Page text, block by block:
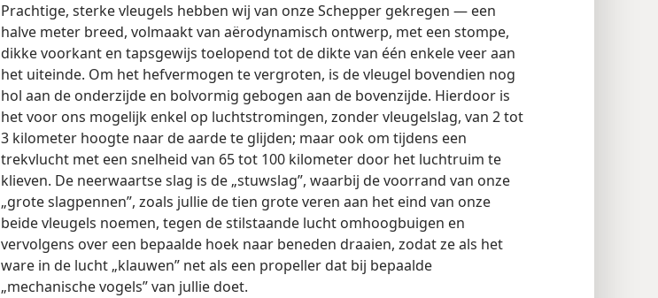
Prachtige, sterke vleugels hebben wij van onze Schepper gekregen — een
halve meter breed, volmaakt van aërodynamisch ontwerp, met een stompe,
dikke voorkant en tapsgewijs toelopend tot de dikte van één enkele veer aan
het uiteinde. Om het hefvermogen te vergroten, is de vleugel bovendien nog
hol aan de onderzijde en bolvormig gebogen aan de bovenzijde. Hierdoor is
het voor ons mogelijk enkel op luchtstromingen, zonder vleugelslag, van 2 tot
3 kilometer hoogte naar de aarde te glijden; maar ook om tijdens een
trekvlucht met een snelheid van 65 tot 100 kilometer door het luchtruim te
klieven. De neerwaartse slag is de „stuwslag”, waarbij de voorrand van onze
„grote slagpennen”, zoals jullie de tien grote veren aan het eind van onze
beide vleugels noemen, tegen de stilstaande lucht omhoogbuigen en
vervolgens over een bepaalde hoek naar beneden draaien, zodat ze als het
ware in de lucht „klauwen” net als een propeller dat bij bepaalde
„mechanische vogels” van jullie doet.